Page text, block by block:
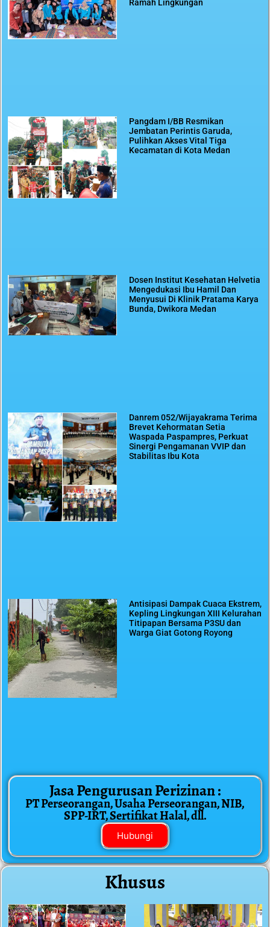
Ramah Lingkungan
Pangdam I/BB Resmikan
Jembatan Perintis Garuda,
Pulihkan Akses Vital Tiga
Kecamatan di Kota Medan
Dosen Institut Kesehatan Helvetia
Mengedukasi Ibu Hamil Dan
Menyusui Di Klinik Pratama Karya
Bunda, Dwikora Medan
Danrem 052/Wijayakrama Terima
Brevet Kehormatan Setia
Waspada Paspampres, Perkuat
Sinergi Pengamanan VVIP dan
Stabilitas Ibu Kota
Antisipasi Dampak Cuaca Ekstrem,
Kepling Lingkungan XIII Kelurahan
Titipapan Bersama P3SU dan
Warga Giat Gotong Royong
Jasa Pengurusan Perizinan :
PT Perseorangan, Usaha Perseorangan, NIB,
SPP-IRT, Sertifikat Halal, dll.
Hubungi
Khusus